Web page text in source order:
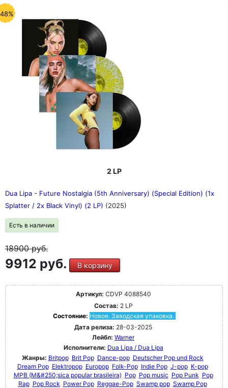
2 LP
Dua Lipa - Future Nostalgia (5th Anniversary) (Special Edition) (1x
Splatter / 2x Black Vinyl) (2 LP) (2025)
Есть в наличии
18900руб.
9912 руб. В корзину
Артикул: CDVP 4088540
Состав: 2 LP
Состояние: Новое. Заводская упаковка.
Дата релиза: 28-03-2025
Лейбл: Warner
Исполнители: Dua Lipa / Dua Lipa
Жанры: Britpop Brit Pop Dance-pop Deutscher Pop und Rock
Dream Pop Elektropop Europop Folk-Pop Indie Pop J-pop K-pop
MPB (M&#250;sica popular brasileira) Pop Pop music Pop Punk Pop
Rap Pop Rock Power Pop Reggae-Pop Swamp pop Swamp Pop